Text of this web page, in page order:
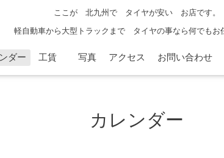
ここが 北九州で タイヤが安い お店です。
軽自動車から大型トラックまで タイヤの事なら何でもお
ダー 工賃 写真 アクセス お問い合わせ
カレンダー